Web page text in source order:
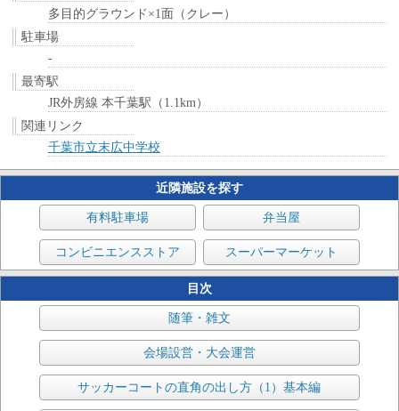
多目的グラウンド×1面（クレー）
駐車場
-
最寄駅
JR外房線 本千葉駅（1.1km）
関連リンク
千葉市立末広中学校
近隣施設を探す
有料駐車場 弁当屋
コンビニエンスストア スーパーマーケット
目次
随筆・雑文
会場設営・大会運営
サッカーコートの直角の出し方（1）基本編